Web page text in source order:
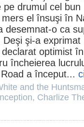
drumul cel
el însuşi în
desemnat-o ca
Deşi şi-a
optimist
încheierea
a început...
and the
, Charlize